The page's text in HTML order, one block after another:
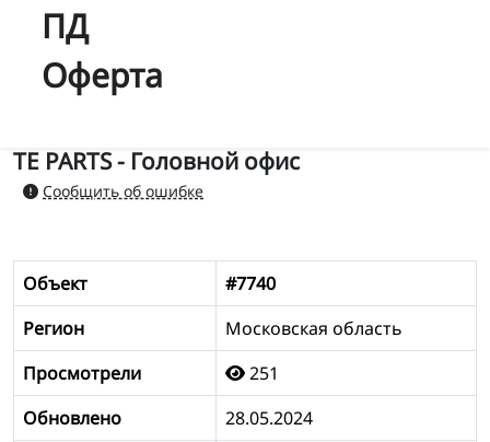
ПД
Оферта
TE PARTS - Головной офис
Сообщить об ошибке
Объект
#7740
Регион
Московская область
Просмотрели
251
Обновлено
28.05.2024